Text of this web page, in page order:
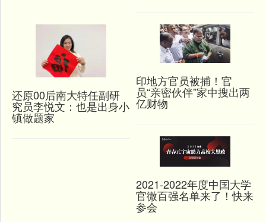
还原00后南大特任副研
究员李悦文：也是出身小
镇做题家
印地方官员被捕！官
员“亲密伙伴”家中搜出两
亿财物
2021-2022年度中国大学
官微百强名单来了！快来
参会